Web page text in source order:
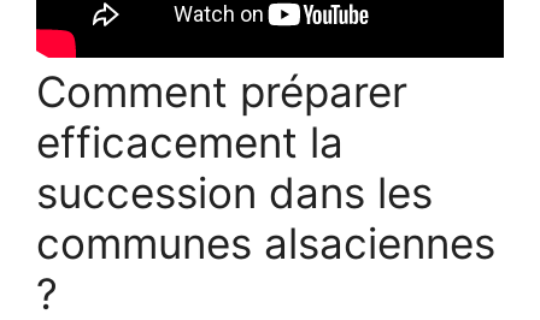
Comment préparer
efficacement la
succession dans les
communes alsaciennes
?